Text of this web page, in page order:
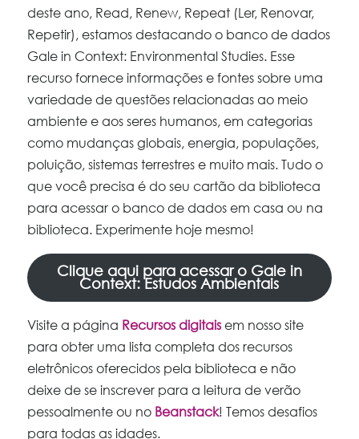
deste ano, Read, Renew, Repeat (Ler, Renovar,
Repetir), estamos destacando o banco de dados
Gale in Context: Environmental Studies. Esse
recurso fornece informações e fontes sobre uma
variedade de questões relacionadas ao meio
ambiente e aos seres humanos, em categorias
como mudanças globais, energia, populações,
poluição, sistemas terrestres e muito mais. Tudo o
que você precisa é do seu cartão da biblioteca
para acessar o banco de dados em casa ou na
biblioteca. Experimente hoje mesmo!
Clique aqui para acessar o Gale in
Context: Estudos Ambientais
Visite a página Recursos digitaisem nosso site
para obter uma lista completa dos recursos
eletrônicos oferecidos pela biblioteca e não
deixe de se inscrever para a leitura de verão
pessoalmente ou no Beanstack! Temos desafios
para todas as idades.